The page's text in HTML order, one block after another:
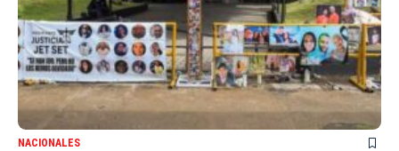
NACIONALES